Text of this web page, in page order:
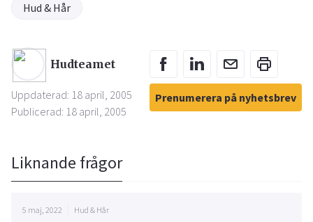
Hud & Hår
Hudteamet
Uppdaterad: 18 april, 2005
Publicerad: 18 april, 2005
Prenumerera på nyhetsbrev
Liknande frågor
5 maj, 2022 Hud & Hår